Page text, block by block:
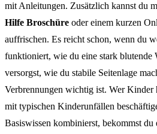
mit Anleitungen. Zusätzlich kannst du
Hilfe Broschüre oder einem kurzen
auffrischen. Es reicht schon, wenn du
funktioniert, wie du eine stark blutende
versorgst, wie du stabile Seitenlage
Verbrennungen wichtig ist. Wer Kinder
mit typischen Kinderunfällen
Basiswissen kombinierst, bekommst du